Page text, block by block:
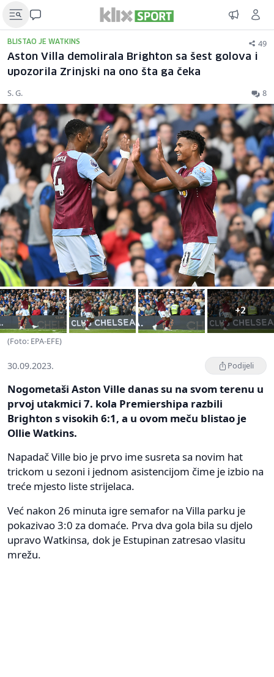
BLISTAO JE WATKINS 49
Aston Villa demolirala Brighton sa šest golova i
upozorila Zrinjski na ono šta ga čeka
S. G. 8
+2
(Foto: EPA-EFE)
30.09.2023. Podijeli
Nogometaši Aston Ville danas su na svom terenu u
prvoj utakmici 7. kola Premiershipa razbili
Brighton s visokih 6:1, a u ovom meču blistao je
Ollie Watkins.
Napadač Ville bio je prvo ime susreta sa novim hat
trickom u sezoni i jednom asistencijom čime je izbio na
treće mjesto liste strijelaca.
Već nakon 26 minuta igre semafor na Villa parku je
pokazivao 3:0 za domaće. Prva dva gola bila su djelo
upravo Watkinsa, dok je Estupinan zatresao vlasitu
mrežu.